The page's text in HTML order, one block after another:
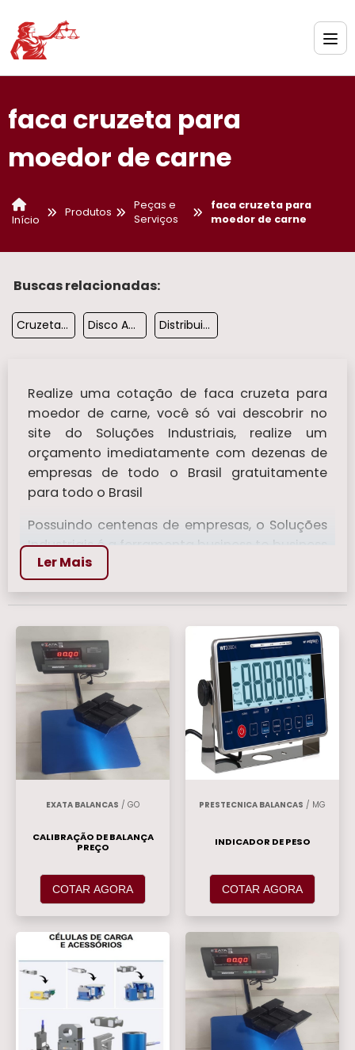
faca cruzeta para
moedor de carne
Início
Produtos
Peças e
Serviços
faca cruzeta para
moedor de carne
Buscas relacionadas:
Cruzeta Moedor De Carne Boca 32 Disco Ac Boca 22 Para Maquina De Moer Distribuidor De Faca Cruzeta Para Moer
Realize uma cotação de faca cruzeta para
moedor de carne, você só vai descobrir no
site do Soluções Industriais, realize um
orçamento imediatamente com dezenas de
empresas de todo o Brasil gratuitamente
para todo o Brasil
Possuindo centenas de empresas, o Soluções
Industriais é a ferramenta business to business
mais completo da área industrial. Para
realizar um orçamento de faca cruzeta para
moedor de carne, clique em um ou mais dos
anuciantes a seguir:
Veja mais: Balança Bioimpedancia|
Balanca de Mala|
Balanças Para Pesar
Comida|Balanca Digital 150 kg|Balanca
Analógicas.
Ler Mais
EXATA BALANCAS / GO
CALIBRAÇÃO DE BALANÇA
PREÇO
COTAR AGORA
PRESTECNICA BALANCAS / MG
INDICADOR DE PESO
COTAR AGORA